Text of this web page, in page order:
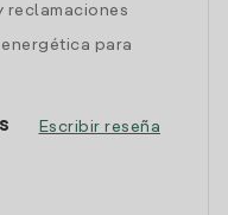
reclamaciones
para
Escribir reseña